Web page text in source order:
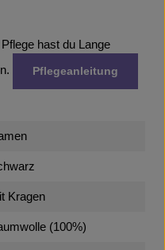
hast du Lange
Pflegeanleitung
Kragen
(100%)